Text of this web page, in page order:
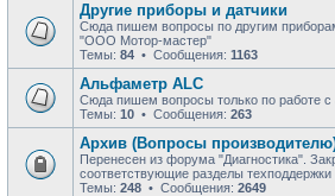
Другие приборы и датчики
Сюда пишем вопросы по другим
"ООО Мотор-мастер"
Темы: 84 • Сообщения: 1163
Альфаметр ALC
Сюда пишем вопросы только по работе
Темы: 10 • Сообщения: 263
Архив (Вопросы
Перенесен из форума "Диагностика".
соответствующие разделы техподдержки
Темы: 248 • Сообщения: 2649